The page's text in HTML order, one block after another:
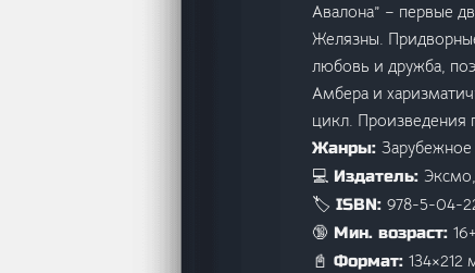
Авалона” – первые
Желязны.
любовь и дружба,
Амбера и
цикл. Произведения
Жанры: Зарубежное
💻 Издатель:
🏷️ ISBN: 978-5-04-
🔞 Мин. возраст: 16+
📓 Формат: 134×212